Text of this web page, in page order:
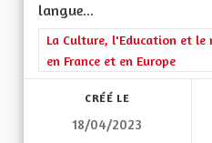
langue...
Filtrer les résultats de la
La Culture, l'Education et le
en France et en Europe
CRÉÉ LE
18/04/2023